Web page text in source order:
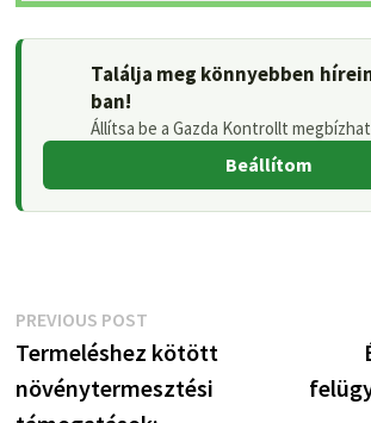
Találja meg könnyebben
ban!
Állítsa be a Gazda Kontrollt
Beállítom
Bejegyzés
navigáció
PREVIOUS POSTPrevious
post:
Termeléshez kötött
növénytermesztési